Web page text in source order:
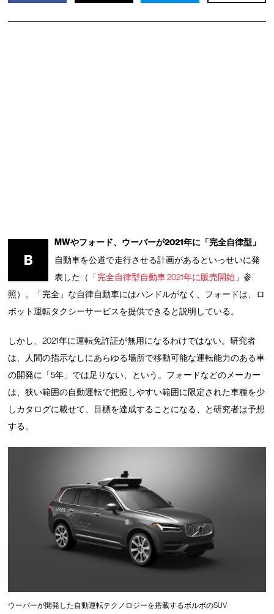
B
MWやフォード、ウーバーが2021年に「完全自律型」
自動車を公道で走行させる計画があるといっせいに発
表した（「完全自律型自動車 2021年に販売開始 」参
照）。「完全」な自律自動車にはハンドルがなく、フォードは、ロ
ボット運転タクシーサービスを提供できると説明している。
しかし、2021年に運転免許証が無用になるわけではない。研究者
は、人間の指示なしにあらゆる場所で移動可能な運転能力のある車
の開発に「5年」では足りない、という。フォードなどのメーカー
は、狭い範囲の自動運転で把握しやすい範囲に限定された車種を少
しカタログに載せて、目標を達成することになる、と研究者は予想
する。
ウーバーが開発した自動運転テクノロジーを搭載するボルボのSUV